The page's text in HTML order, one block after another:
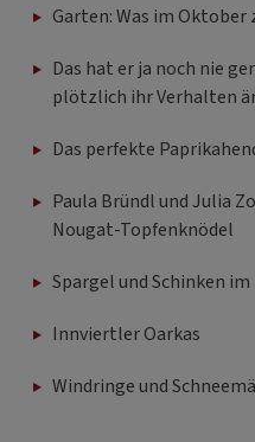
Garten: Was im Oktober
Das hat er ja noch nie
plötzlich ihr Verhalten
Das perfekte
Paula Bründl und Julia
Nougat-Topfenknödel
Spargel und Schinken
Innviertler Oarkas
Windringe und